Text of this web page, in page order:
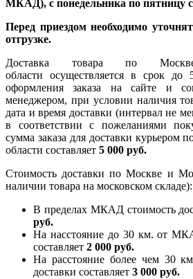
МКАД), с понедельника по пятницу с
Перед приездом необходимо
отгрузке.
Доставка товара по
области осуществляется в срок
оформления заказа на сайте и
менеджером, при условии наличия
дата и время доставки (интервал не
в соответствии с пожеланиями
сумма заказа для доставки курьером
области составляет 5 000 руб.
Стоимость доставки по Москве и
наличии товара на московском складе):
В пределах МКАД стоимость
руб.
На насcтояние до 30 км. от
составляет 2 000 руб.
На расстояние более чем 30
доставки составляет 3 000 руб.